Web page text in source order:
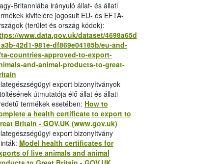
Britanniába irányuló állat- és állati
kivitelére jogosult EU- és EFTA-
(terület és ország kódok):
www.data.gov.uk/dataset/4698a65d
42d1-981e-df869e04185b/eu-and-
countries-approved-to-export-
and-animal-products-to-great-
export bizonyítványok
útmutatója élő állat és állati
termékek esetében: How to
a health certificate to export to
Britain - GOV.UK (www.gov.uk)
export bizonyítvány
Model health certificates for
of live animals and animal
áruforgalomban 2022. január 1-től
2022. január 1-tőlbevezetésre
fontos változás, hogy azállat- és
azelőjelentési kötelezettség
tervezett belépés előttegy nappal, de
for-hauliers.hu
the-eu-and-great-britain.hu